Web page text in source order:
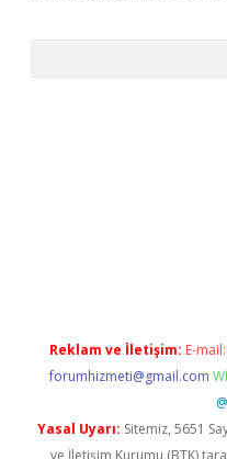
Reklam ve İletişim: E-mail:
forumhizmeti@gmail.com
Yasal Uyarı: Sitemiz, 5651
ve İletişim Kurumu (BTK)